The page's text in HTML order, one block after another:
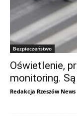
Bezpieczeństwo
Oświetlenie,
monitoring.
Redakcja Rzeszów News